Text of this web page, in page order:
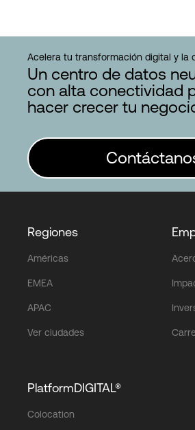
Acelera tu transformación digital y la
Un centro de datos
con alta conectividad
hacer crecer tu
Regiones
Américas
EMEA
APAC
Ver ciudades
PlatformDIGITAL®
Colocation